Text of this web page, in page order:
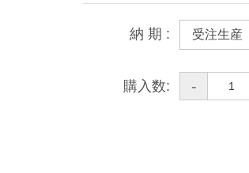
納 期 : 受注生産
購入数: -